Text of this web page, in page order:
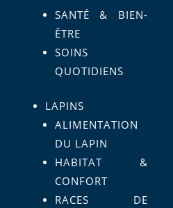
SANTÉ & BIEN-
ÊTRE
SOINS
QUOTIDIENS
LAPINS
ALIMENTATION
DU LAPIN
HABITAT &
CONFORT
RACES DE